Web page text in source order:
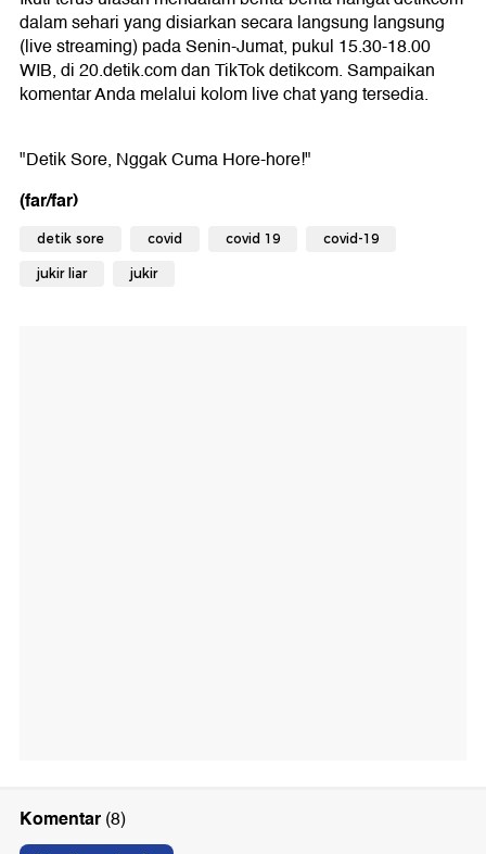
dalam sehari yang disiarkan secara langsung langsung
(live streaming) pada Senin-Jumat, pukul 15.30-18.00
WIB, di 20.detik.com dan TikTok detikcom. Sampaikan
komentar Anda melalui kolom live chat yang tersedia.
"Detik Sore, Nggak Cuma Hore-hore!"
(far/far)
detik sore covid covid 19 covid-19
jukir liar jukir